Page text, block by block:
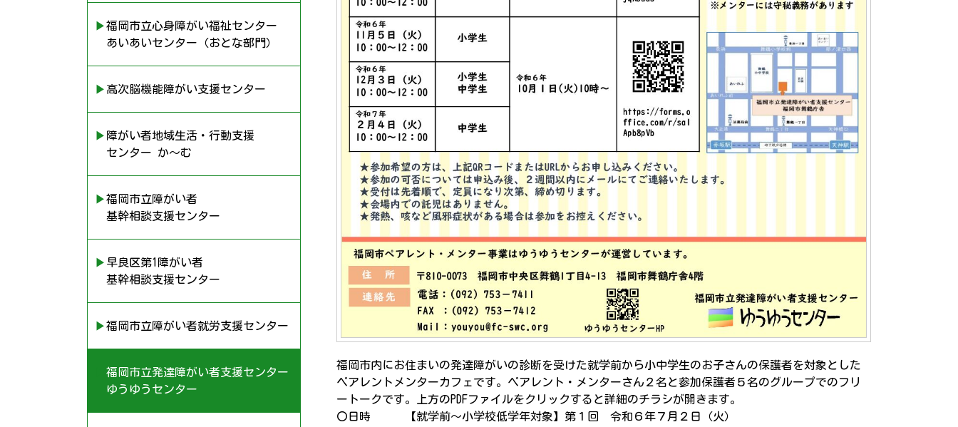
▶︎福岡市立心身障がい福祉センター
あいあいセンター（おとな部門）
▶︎高次脳機能障がい支援センター
▶︎障がい者地域生活・行動支援
センター か〜む
▶︎福岡市立障がい者
基幹相談支援センター
▶︎早良区第1障がい者
基幹相談支援センター
▶︎福岡市立障がい者就労支援センター
▶︎福岡市立発達障がい者支援センター
ゆうゆうセンター
福岡市内にお住まいの発達障がいの診断を受けた就学前から小中学生のお子さんの保護者を対象とした
ペアレントメンターカフェです。ペアレント・メンターさん２名と参加保護者５名のグループでのフリ
ートークです。上方のPDFファイルをクリックすると詳細のチラシが開きます。
〇日時 【就学前～小学校低学年対象】第１回 令和６年７月２日（火）